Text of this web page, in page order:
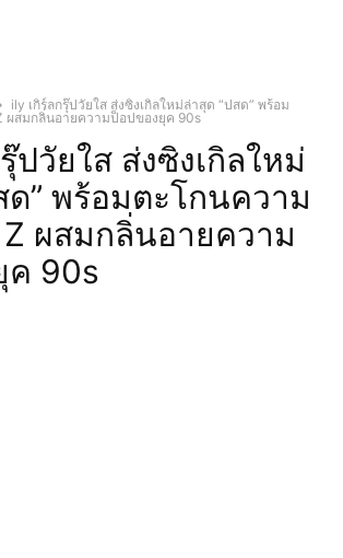
ily เกิร์ลกรุ๊ปวัยใส ส่งซิงเกิลใหม่ล่าสุด “ปสด” พร้อม
ผสมกลิ่นอายความป็อปของยุค 90s
ปวัยใส ส่งซิงเกิลใหม่
ด” พร้อมตะโกนความ
Z ผสมกลิ่นอายความ
ค 90s